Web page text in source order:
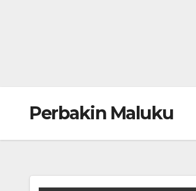
Perbakin Maluku